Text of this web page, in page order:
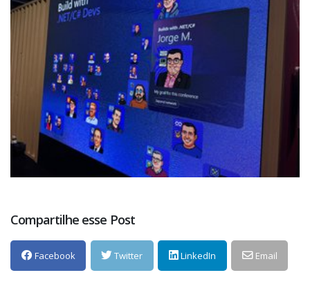
Compartilhe esse Post
Facebook Twitter LinkedIn Email